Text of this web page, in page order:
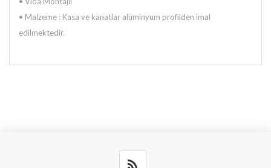
• Malzeme : Kasa ve kanatlar alüminyum profilden imal
edilmektedir.